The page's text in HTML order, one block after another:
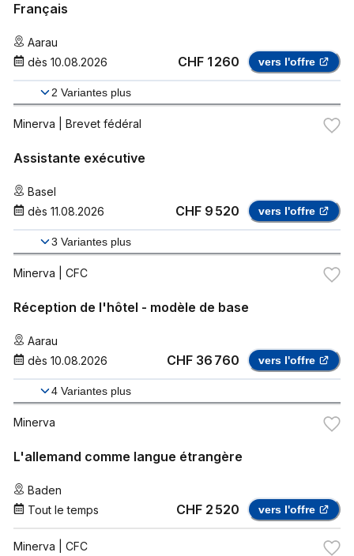
Français
Aarau
dès 10.08.2026 CHF 1 260 vers l'offre
2 Variantes plus
Minerva | Brevet fédéral
Assistante exécutive
Basel
dès 11.08.2026 CHF 9 520 vers l'offre
3 Variantes plus
Minerva | CFC
Réception de l'hôtel - modèle de base
Aarau
dès 10.08.2026 CHF 36 760 vers l'offre
4 Variantes plus
Minerva
L'allemand comme langue étrangère
Baden
Tout le temps
CHF 2 520 vers l'offre
Minerva | CFC